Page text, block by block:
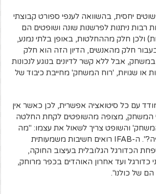
יחסית, בהשוואה לענפי ספורט קבוצתי
רבות ניתנות לפרשנות שונה ושופטים הם
ולכן חלק מההחלטות, באופן בלתי נמנע,
בעבור חלק מהאנשים, הדיון הזה הוא חלק
אבל ללא קשר לדיונים בנוגע לנכונות
או שגויות, 'רוח המשחק' מחייבת כיבוד של
עם כל סיטואציה אפשרית, לכן כאשר אין
המשחק, מצופה מהשופטים לקחת החלטה
והשופט צריך לשאול את עצמו: "מה
ה-IFAB רואים חשיבות משמעותית
הכדורגל הגלובלית בעיצוב החוקה,
כדורגל ועד אחרון האוהדים בכפר מרוחק,
של כולנו".